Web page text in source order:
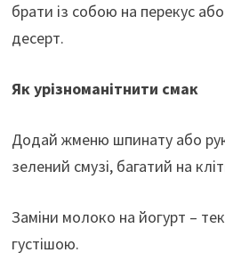
брати із собою на перекус
десерт.
Як урізноманітнити смак
Додай жменю шпинату або
зелений смузі, багатий на
Заміни молоко на йогурт –
густішою.